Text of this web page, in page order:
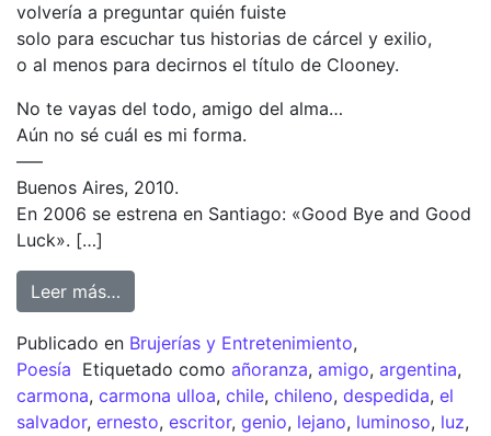
volvería a preguntar quién fuiste
solo para escuchar tus historias de cárcel y exilio,
o al menos para decirnos el título de Clooney.
No te vayas del todo, amigo del alma…
Aún no sé cuál es mi forma.
—–
Buenos Aires, 2010.
En 2006 se estrena en Santiago: «Good Bye and Good
Luck». […]
Leer más…
Publicado en Brujerías y Entretenimiento,
Poesía Etiquetado como añoranza, amigo, argentina,
carmona, carmona ulloa, chile, chileno, despedida, el
salvador, ernesto, escritor, genio, lejano, luminoso, luz,